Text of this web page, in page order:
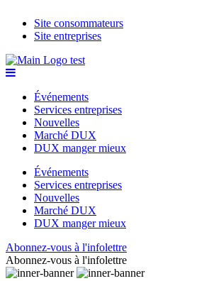
Site consommateurs
Site entreprises
Événements
Services entreprises
Nouvelles
Marché DUX
DUX manger mieux
Événements
Services entreprises
Nouvelles
Marché DUX
DUX manger mieux
Abonnez-vous à l'infolettre
Abonnez-vous à l'infolettre